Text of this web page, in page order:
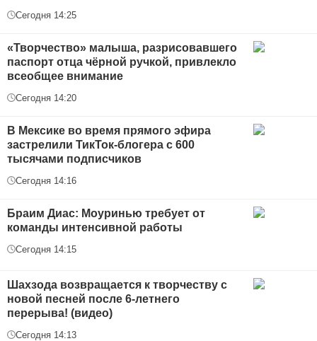
Сегодня 14:25
«Творчество» малыша, разрисовавшего
паспорт отца чёрной ручкой, привлекло
всеобщее внимание
Сегодня 14:20
В Мексике во время прямого эфира
застрелили ТикТок-блогера с 600
тысячами подписчиков
Сегодня 14:16
Браим Диас: Моуринью требует от
команды интенсивной работы
Сегодня 14:15
Шахзода возвращается к творчеству с
новой песней после 6-летнего
перерыва! (видео)
Сегодня 14:13